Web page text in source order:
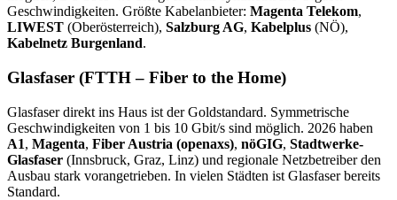
Geschwindigkeiten. Größte Kabelanbieter: Magenta Telekom,
LIWEST (Oberösterreich), Salzburg AG, Kabelplus (NÖ),
Kabelnetz Burgenland.
Glasfaser (FTTH – Fiber to the Home)
Glasfaser direkt ins Haus ist der Goldstandard. Symmetrische
Geschwindigkeiten von 1 bis 10 Gbit/s sind möglich. 2026 haben
A1, Magenta, Fiber Austria (openaxs), nöGIG, Stadtwerke-
Glasfaser (Innsbruck, Graz, Linz) und regionale Netzbetreiber den
Ausbau stark vorangetrieben. In vielen Städten ist Glasfaser bereits
Standard.